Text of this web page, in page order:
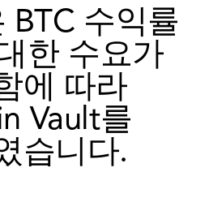
BTC 수익률
한 수요가
에 따라
Vault를
습니다.